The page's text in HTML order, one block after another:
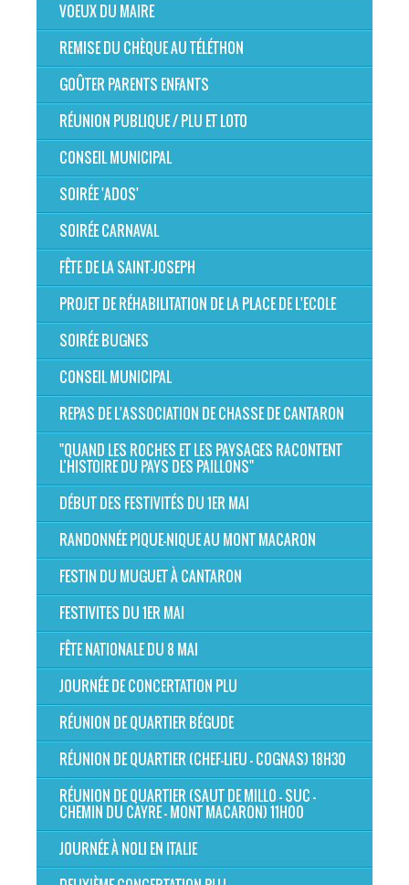
VOEUX DU MAIRE
REMISE DU CHÈQUE AU TÉLÉTHON
GOÛTER PARENTS ENFANTS
RÉUNION PUBLIQUE / PLU ET LOTO
CONSEIL MUNICIPAL
SOIRÉE 'ADOS'
SOIRÉE CARNAVAL
FÊTE DE LA SAINT-JOSEPH
PROJET DE RÉHABILITATION DE LA PLACE DE L'ECOLE
SOIRÉE BUGNES
CONSEIL MUNICIPAL
REPAS DE L'ASSOCIATION DE CHASSE DE CANTARON
"QUAND LES ROCHES ET LES PAYSAGES RACONTENT
L’HISTOIRE DU PAYS DES PAILLONS"
DÉBUT DES FESTIVITÉS DU 1ER MAI
RANDONNÉE PIQUE-NIQUE AU MONT MACARON
FESTIN DU MUGUET À CANTARON
FESTIVITES DU 1ER MAI
FÊTE NATIONALE DU 8 MAI
JOURNÉE DE CONCERTATION PLU
RÉUNION DE QUARTIER BÉGUDE
RÉUNION DE QUARTIER (CHEF-LIEU - COGNAS) 18H30
RÉUNION DE QUARTIER (SAUT DE MILLO - SUC -
CHEMIN DU CAYRE - MONT MACARON) 11H00
JOURNÉE À NOLI EN ITALIE